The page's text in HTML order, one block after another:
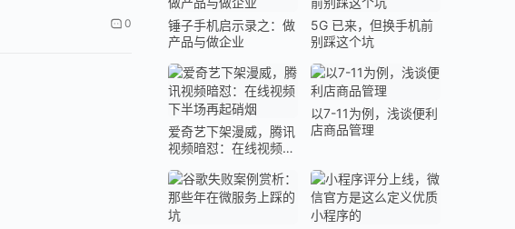
0
锤子手机启示录之：做
产品与做企业
5G 已来，但换手机前
别踩这个坑
爱奇艺下架漫威，腾讯
视频暗怼：在线视频下
以7-11为例，浅谈便利
店商品管理